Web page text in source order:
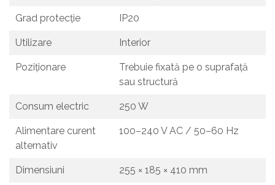
Grad protecție IP20
Utilizare Interior
Poziționare
Trebuie fixată pe o suprafață
sau structură
Consum electric 250 W
Alimentare curent
alternativ
100–240 V AC / 50–60 Hz
Dimensiuni 255 × 185 × 410 mm